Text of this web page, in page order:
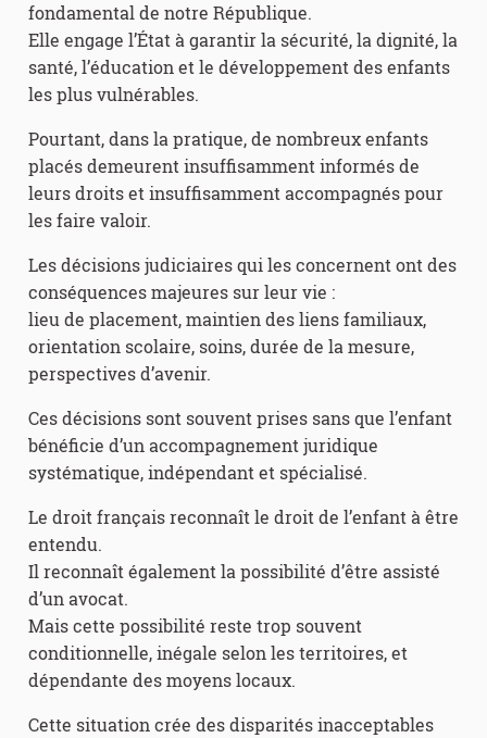
fondamental de notre République.
Elle engage l’État à garantir la sécurité, la dignité, la
santé, l’éducation et le développement des enfants
les plus vulnérables.
Pourtant, dans la pratique, de nombreux enfants
placés demeurent insuffisamment informés de
leurs droits et insuffisamment accompagnés pour
les faire valoir.
Les décisions judiciaires qui les concernent ont des
conséquences majeures sur leur vie :
lieu de placement, maintien des liens familiaux,
orientation scolaire, soins, durée de la mesure,
perspectives d’avenir.
Ces décisions sont souvent prises sans que l’enfant
bénéficie d’un accompagnement juridique
systématique, indépendant et spécialisé.
Le droit français reconnaît le droit de l’enfant à être
entendu.
Il reconnaît également la possibilité d’être assisté
d’un avocat.
Mais cette possibilité reste trop souvent
conditionnelle, inégale selon les territoires, et
dépendante des moyens locaux.
Cette situation crée des disparités inacceptables